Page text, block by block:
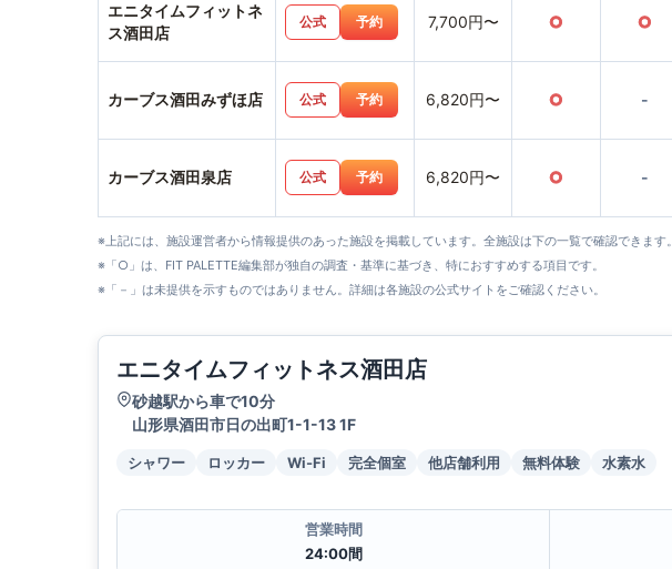
エニタイムフィットネ
ス酒田店
公式 予約 7,700円〜 ○ ○
カーブス酒田みずほ店 公式 予約 6,820円〜 ○ -
カーブス酒田泉店 公式 予約 6,820円〜 ○ -
※上記には、施設運営者から情報提供のあった施設を掲載しています。全施設は下の一覧で確認できます。
※「○」は、FIT PALETTE編集部が独自の調査・基準に基づき、特におすすめする項目です。
※「－」は未提供を示すものではありません。詳細は各施設の公式サイトをご確認ください。
エニタイムフィットネス酒田店
砂越駅から車で10分
山形県酒田市日の出町1-1-13 1F
シャワー ロッカー Wi-Fi 完全個室 他店舗利用 無料体験 水素水
営業時間
24:00間